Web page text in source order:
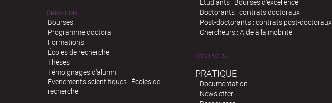
FORMATION
Bourses
Programme doctoral
Formations
Écoles de recherche
Thèses
Témoignages d'alumni
Évenements scientifiques : Écoles de
recherche
Doctorants : contrats doctoraux
Post-doctorants : contrats post-doctoraux
Chercheurs : Aide à la mobilité
CONTACTS
PRATIQUE
Documentation
Newsletter